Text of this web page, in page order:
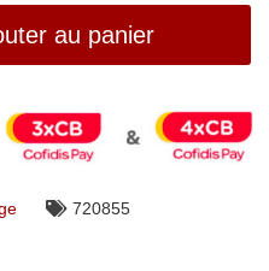
au panier
720855